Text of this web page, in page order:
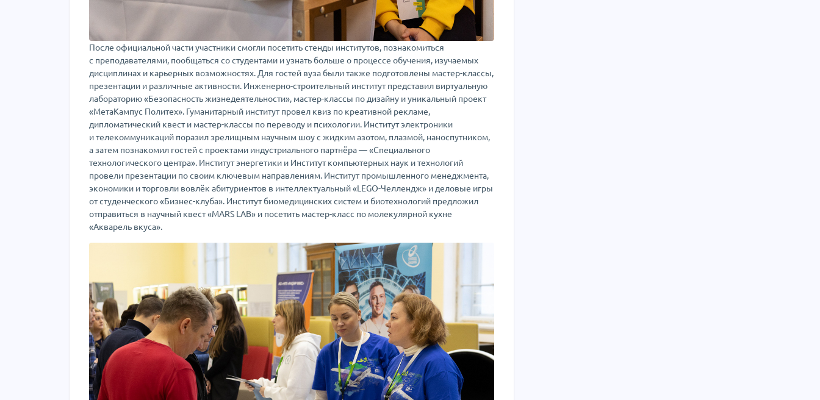
После официальной части участники смогли посетить стенды институтов, познакомиться
с преподавателями, пообщаться со студентами и узнать больше о процессе обучения, изучаемых
дисциплинах и карьерных возможностях. Для гостей вуза были также подготовлены мастер-классы,
презентации и различные активности. Инженерно-строительный институт представил виртуальную
лабораторию «Безопасность жизнедеятельности», мастер-классы по дизайну и уникальный проект
«МетаКампус Политех». Гуманитарный институт провел квиз по креативной рекламе,
дипломатический квест и мастер-классы по переводу и психологии. Институт электроники
и телекоммуникаций поразил зрелищным научным шоу с жидким азотом, плазмой, наноспутником,
а затем познакомил гостей с проектами индустриального партнёра — «Специального
технологического центра». Институт энергетики и Институт компьютерных наук и технологий
провели презентации по своим ключевым направлениям. Институт промышленного менеджмента,
экономики и торговли вовлёк абитуриентов в интеллектуальный «LEGO-Челлендж» и деловые игры
от студенческого «Бизнес-клуба». Институт биомедицинских систем и биотехнологий предложил
отправиться в научный квест «MARS LAB» и посетить мастер-класс по молекулярной кухне
«Акварель вкуса».